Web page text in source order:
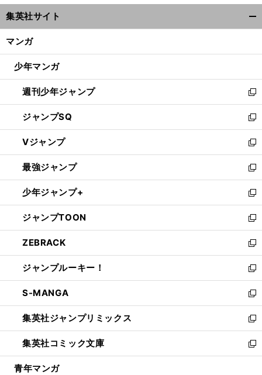
ウ
ィ
ン
ウ
開
く
集英社サイト
マンガ
少年マンガ
週刊少年ジャンプ
新
し
い
ウ
ィ
ン
ド
ウ
で
開
く
ジャンプSQ
新
し
い
ウ
ィ
ン
ド
ウ
で
開
く
Vジャンプ
新
し
い
ウ
ィ
ン
ド
ウ
で
開
く
最強ジャンプ
新
し
い
ウ
ィ
ン
ド
ウ
で
開
く
少年ジャンプ+
新
し
い
ウ
ィ
ン
ド
ウ
で
開
く
ジャンプTOON
新
し
い
ウ
ィ
ン
ド
ウ
で
開
く
ZEBRACK
新
し
い
ウ
ィ
ン
ド
ウ
で
開
ジャンプルーキー！
新
し
い
ウ
ィ
ン
ド
ウ
S-MANGA
新
し
い
ウ
ィ
ン
集英社ジャンプリミックス
新
し
い
ウ
集英社コミック文庫
新
し
青年マンガ